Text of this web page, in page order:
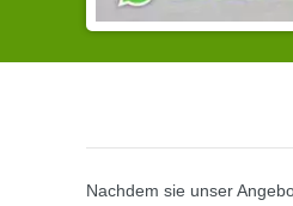
Nachdem sie unser